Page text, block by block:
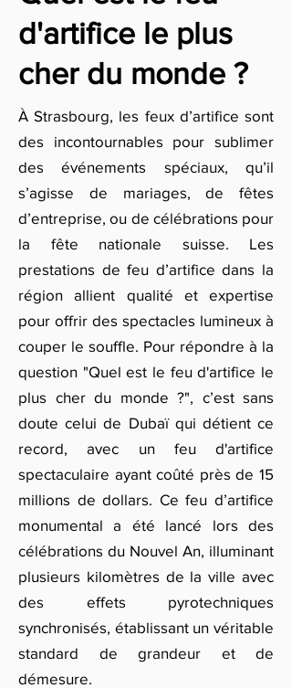
d'artifice le plus
cher du monde ?
À Strasbourg, les feux d’artifice sont
des incontournables pour sublimer
des événements spéciaux, qu’il
s’agisse de mariages, de fêtes
d’entreprise, ou de célébrations pour
la fête nationale suisse. Les
prestations de feu d’artifice dans la
région allient qualité et expertise
pour offrir des spectacles lumineux à
couper le souffle. Pour répondre à la
question "Quel est le feu d'artifice le
plus cher du monde ?", c’est sans
doute celui de Dubaï qui détient ce
record, avec un feu d'artifice
spectaculaire ayant coûté près de 15
millions de dollars. Ce feu d’artifice
monumental a été lancé lors des
célébrations du Nouvel An, illuminant
plusieurs kilomètres de la ville avec
des effets pyrotechniques
synchronisés, établissant un véritable
standard de grandeur et de
démesure.